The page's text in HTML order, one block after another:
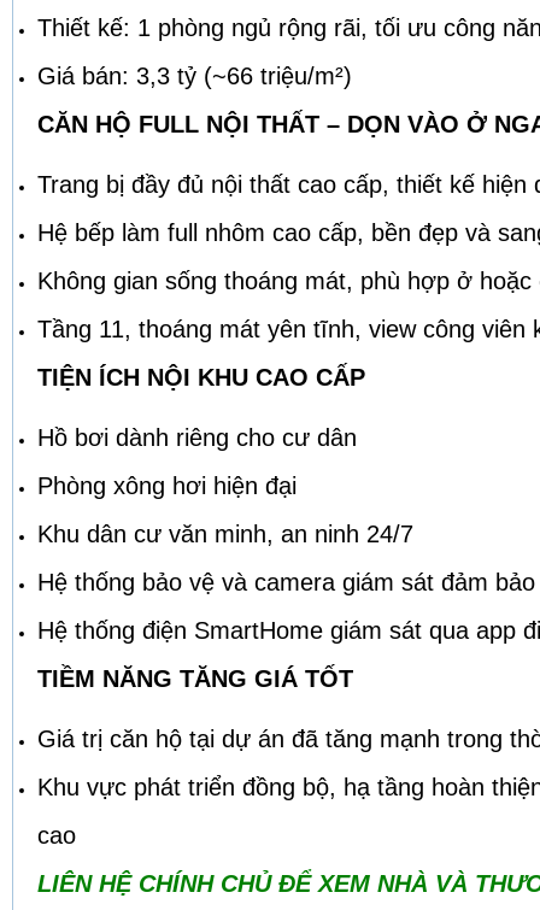
Thiết kế: 1 phòng ngủ rộng rãi, tối ưu công
Giá bán: 3,3 tỷ (~66 triệu/m²)
CĂN HỘ FULL NỘI THẤT – DỌN VÀO Ở
Trang bị đầy đủ nội thất cao cấp, thiết kế hiện
Hệ bếp làm full nhôm cao cấp, bền đẹp và
Không gian sống thoáng mát, phù hợp ở
​Tầng 11, thoáng mát yên tĩnh, view công viên
TIỆN ÍCH NỘI KHU CAO CẤP
Hồ bơi dành riêng cho cư dân
Phòng xông hơi hiện đại
Khu dân cư văn minh, an ninh 24/7
Hệ thống bảo vệ và camera giám sát đảm
​Hệ thống điện SmartHome giám sát qua app
TIỀM NĂNG TĂNG GIÁ TỐT
Giá trị căn hộ tại dự án đã tăng mạnh trong
Khu vực phát triển đồng bộ, hạ tầng hoàn
cao
LIÊN HỆ CHÍNH CHỦ ĐỂ XEM NHÀ VÀ